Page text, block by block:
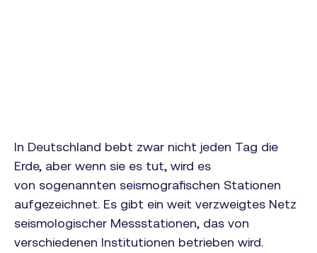
In Deutschland bebt zwar nicht jeden Tag die
Erde, aber wenn sie es tut, wird es
von sogenannten seismografischen Stationen
aufgezeichnet. Es gibt ein weit verzweigtes Netz
seismologischer Messstationen, das von
verschiedenen Institutionen betrieben wird.